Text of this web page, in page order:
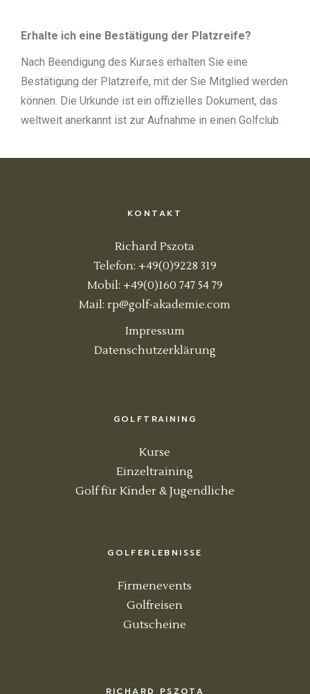
Erhalte ich eine Bestätigung der Platzreife?
Nach Beendigung des Kurses erhalten Sie eine
Bestätigung der Platzreife, mit der Sie Mitglied werden
können. Die Urkunde ist ein offizielles Dokument, das
weltweit anerkannt ist zur Aufnahme in einen Golfclub.
KONTAKT
Richard Pszota
Telefon: +49(0)9228 319
Mobil: +49(0)160 747 54 79
Mail:rp@golf-akademie.com
Impressum
Datenschutzerklärung
GOLFTRAINING
Kurse
Einzeltraining
Golf für Kinder & Jugendliche
GOLFERLEBNISSE
Firmenevents
Golfreisen
Gutscheine
RICHARD PSZOTA